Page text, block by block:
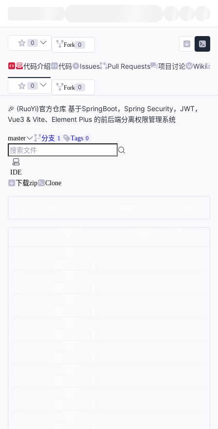
0 Fork 0
代码介绍 代码 Issues Pull Requests 项目讨论 Wiki
0 Fork 0
🎉 (RuoYi)官方仓库 基于SpringBoot，Spring Security，JWT，
Vue3 & Vite、Element Plus 的前后端分离权限管理系统
master 分支 1 Tags 0
IDE
下载zip
Clone